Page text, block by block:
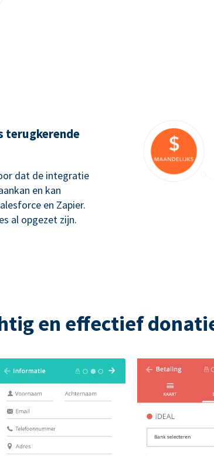
terugkerende
dat de integratie
en kan
en Zapier.
al opgezet zijn.
en effectief